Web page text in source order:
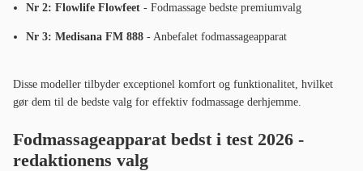
Nr 2: Flowlife Flowfeet - Fodmassage bedste premiumvalg
Nr 3: Medisana FM 888 - Anbefalet fodmassageapparat
Disse modeller tilbyder exceptionel komfort og funktionalitet, hvilket
gør dem til de bedste valg for effektiv fodmassage derhjemme.
Fodmassageapparat bedst i test 2026 -
redaktionens valg